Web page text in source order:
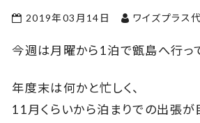
2019年03月14日 ワイズプラス
今週は月曜から1泊で甑島へ行っ
年度末は何かと忙しく、
11月くらいから泊まりでの出張が